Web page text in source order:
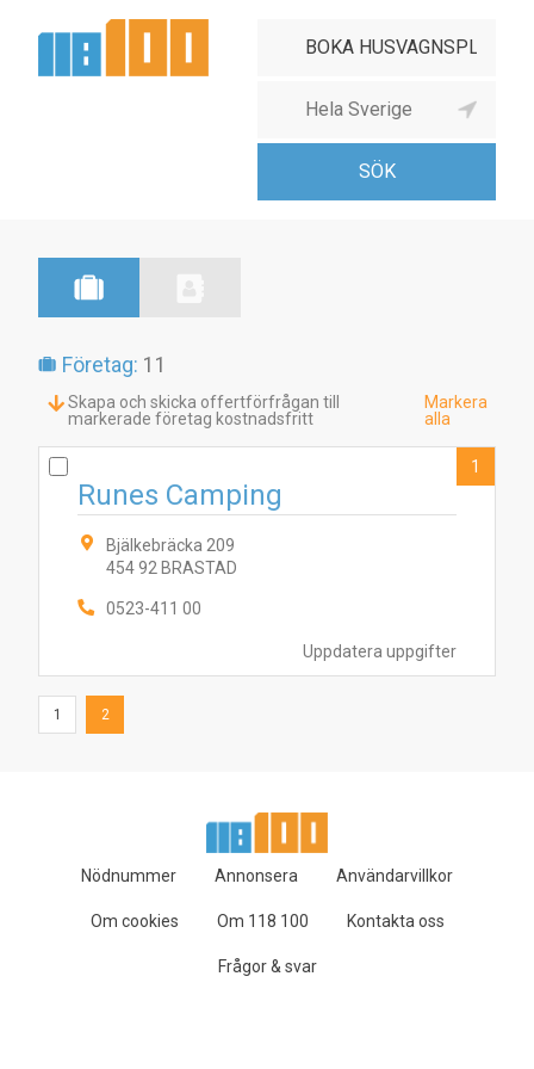
Företag: 11
Skapa och skicka offertförfrågan till
markerade företag kostnadsfritt
Markera
alla
Uppdatera uppgifter
Runes Camping
Bjälkebräcka 209
454 92 BRASTAD
0523-411 00
1
1 2
1
Nödnummer Annonsera Användarvillkor
Om cookies Om 118 100 Kontakta oss
Frågor & svar